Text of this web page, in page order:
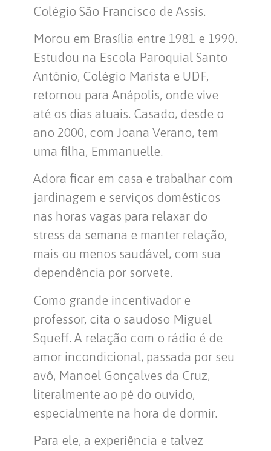
Colégio São Francisco de Assis.
Morou em Brasília entre 1981 e 1990.
Estudou na Escola Paroquial Santo
Antônio, Colégio Marista e UDF,
retornou para Anápolis, onde vive
até os dias atuais. Casado, desde o
ano 2000, com Joana Verano, tem
uma filha, Emmanuelle.
Adora ficar em casa e trabalhar com
jardinagem e serviços domésticos
nas horas vagas para relaxar do
stress da semana e manter relação,
mais ou menos saudável, com sua
dependência por sorvete.
Como grande incentivador e
professor, cita o saudoso Miguel
Squeff. A relação com o rádio é de
amor incondicional, passada por seu
avô, Manoel Gonçalves da Cruz,
literalmente ao pé do ouvido,
especialmente na hora de dormir.
Para ele, a experiência e talvez